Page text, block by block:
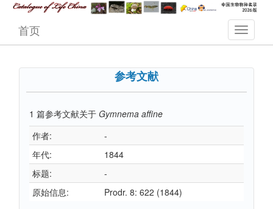
首页
参考文献
1 篇参考文献关于 Gymnema affine
作者:
-
年代:
1844
标题:
-
原始信息:
Prodr. 8: 622 (1844)